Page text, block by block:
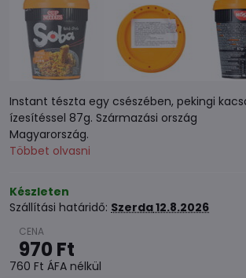
Instant tészta egy csészében, pekingi
ízesítéssel 87g. Származási ország
Magyarország.
Többet olvasni
Készleten
Szállítási határidő: Szerda12.8.2026
970 Ft
760 Ft ÁFA nélkül